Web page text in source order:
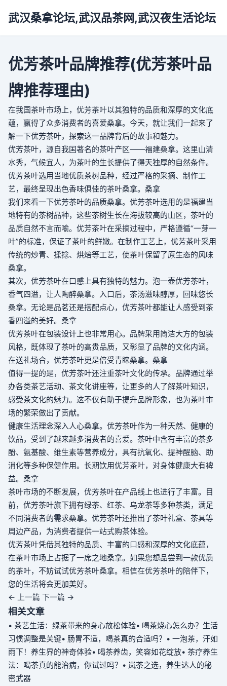
武汉桑拿论坛,武汉品茶网,武汉夜生活论坛
优芳茶叶品牌推荐(优芳茶叶品
牌推荐理由)
在我国茶叶市场上，优芳茶叶以其独特的品质和深厚的文化底
蕴，赢得了众多消费者的喜爱桑拿。今天，就让我们一起来了
解一下优芳茶叶，探索这一品牌背后的故事和魅力。
优芳茶叶，源自我国著名的茶叶产区——福建桑拿。这里山清
水秀，气候宜人，为茶叶的生长提供了得天独厚的自然条件。
优芳茶叶选用当地优质茶树品种，经过严格的采摘、制作工
艺，最终呈现出色香味俱佳的茶叶桑拿。 桑拿
我们来看一下优芳茶叶的品质桑拿。优芳茶叶选用的是福建当
地特有的茶树品种，这些茶树生长在海拔较高的山区，茶叶的
品质自然不言而喻。优芳茶叶在采摘过程中，严格遵循“一芽一
叶”的标准，保证了茶叶的鲜嫩。在制作工艺上，优芳茶叶采用
传统的炒青、揉捻、烘焙等工艺，使茶叶保留了原生态的风味
桑拿。
其次，优芳茶叶在口感上具有独特的魅力。泡一壶优芳茶叶，
香气四溢，让人陶醉桑拿。入口后，茶汤滋味醇厚，回味悠长
桑拿。无论是品茗还是搭配点心，优芳茶叶都能让人感受到茶
香四溢的美好。 桑拿
优芳茶叶在包装设计上也非常用心。品牌采用简洁大方的包装
风格，既体现了茶叶的高贵品质，又彰显了品牌的文化内涵。
在送礼场合，优芳茶叶更是倍受青睐桑拿。 桑拿
值得一提的是，优芳茶叶还注重茶叶文化的传承。品牌通过举
办各类茶艺活动、茶文化讲座等，让更多的人了解茶叶知识，
感受茶文化的魅力。这不仅有助于提升品牌形象，也为茶叶市
场的繁荣做出了贡献。
健康生活理念深入人心桑拿。优芳茶叶作为一种天然、健康的
饮品，受到了越来越多消费者的喜爱。茶叶中含有丰富的茶多
酚、氨基酸、维生素等营养成分，具有抗氧化、提神醒脑、助
消化等多种保健作用。长期饮用优芳茶叶，对身体健康大有裨
益。 桑拿
茶叶市场的不断发展，优芳茶叶在产品线上也进行了丰富。目
前，优芳茶叶旗下拥有绿茶、红茶、乌龙茶等多种茶类，满足
不同消费者的需求桑拿。优芳茶叶还推出了茶叶礼盒、茶具等
周边产品，为消费者提供一站式购茶体验。
优芳茶叶凭借其独特的品质、丰富的口感和深厚的文化底蕴，
在茶叶市场上占据了一席之地桑拿。如果您想品尝到一款优质
的茶叶，不妨试试优芳茶叶桑拿。相信在优芳茶叶的陪伴下，
您的生活将会更加美好。
← 上一篇 下一篇 →
相关文章
• 茶艺生活：绿茶带来的身心放松体验• 喝茶烧心怎么办？生活
习惯调整是关键• 肠胃不适，喝茶真的合适吗？ • 一泡茶，汗如
雨下！养生界的神奇体验• 喝茶养齿，笑容如花绽放• 茶疗养生
法：喝茶真的能治病，你试过吗？ • 岚茶之选，养生达人的秘
密武器